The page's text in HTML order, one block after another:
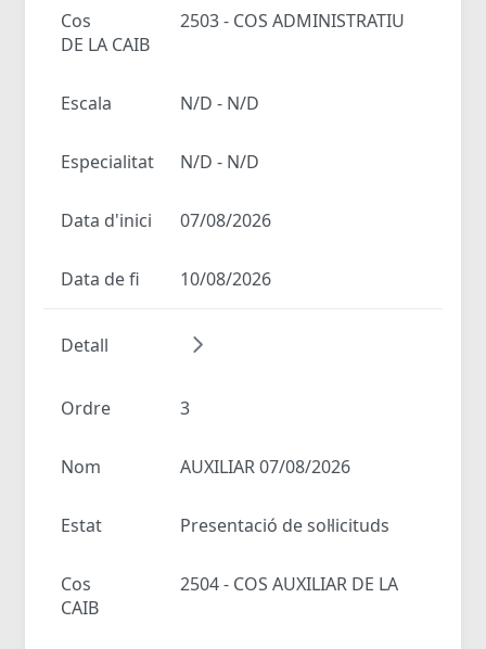
Cos
2503 - COS ADMINISTRATIU
DE LA CAIB
Escala N/D - N/D
Especialitat N/D - N/D
Data d'inici 07/08/2026
Data de fi 10/08/2026
Detall
Ordre 3
Nom AUXILIAR 07/08/2026
Estat Presentació de sol·licituds
Cos
2504 - COS AUXILIAR DE LA
CAIB